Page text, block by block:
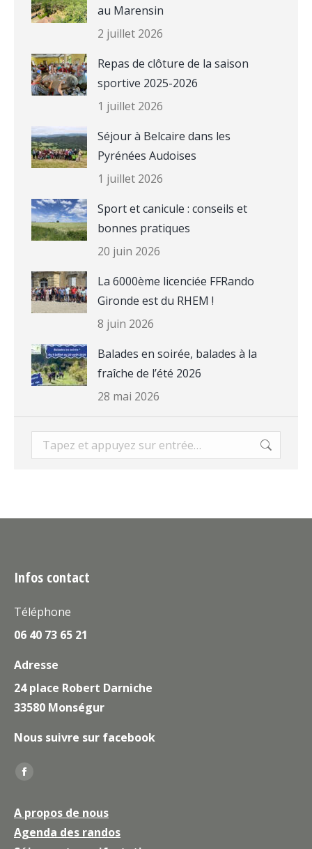
au Marensin
2 juillet 2026
Repas de clôture de la saison
sportive 2025-2026
1 juillet 2026
Séjour à Belcaire dans les
Pyrénées Audoises
1 juillet 2026
Sport et canicule : conseils et
bonnes pratiques
20 juin 2026
La 6000ème licenciée FFRando
Gironde est du RHEM !
8 juin 2026
Balades en soirée, balades à la
fraîche de l’été 2026
28 mai 2026
Recherche
:
Infos contact
Téléphone
06 40 73 65 21
Adresse
24 place Robert Darniche
33580 Monségur
Nous suivre sur facebook
Trouvez nous sur :
La
Facebook
s'ouvre
A propos de nous
Agenda des randos